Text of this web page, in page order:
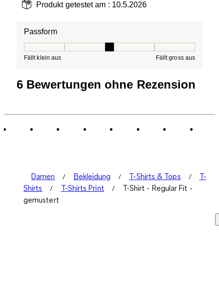
Produkt getestet am : 10.5.2026
Passform
Fällt klein aus Fällt gross aus
6 Bewertungen ohne Rezension
Damen Bekleidung T-Shirts & Tops
T-
Shirts
T-Shirts Print
T-Shirt - Regular Fit -
gemustert